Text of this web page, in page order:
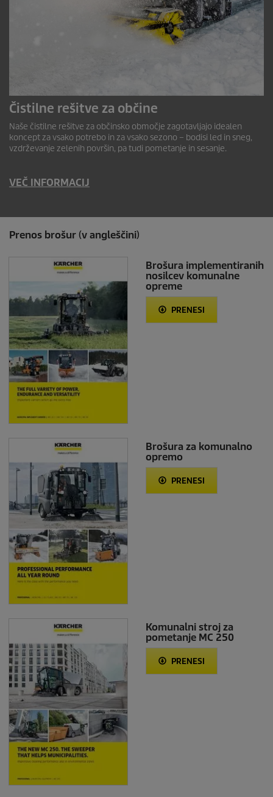
Čistilne rešitve za občine
Naše čistilne rešitve za občinsko območje zagotavljajo idealen
koncept za vsako potrebo in za vsako sezono – bodisi led in sneg,
vzdrževanje zelenih površin, pa tudi pometanje in sesanje.
VEČ INFORMACIJ
Prenos brošur (v angleščini)
Brošura implementiranih
nosilcev komunalne
opreme
PRENESI
Brošura za komunalno
opremo
PRENESI
Komunalni stroj za
pometanje MC 250
PRENESI